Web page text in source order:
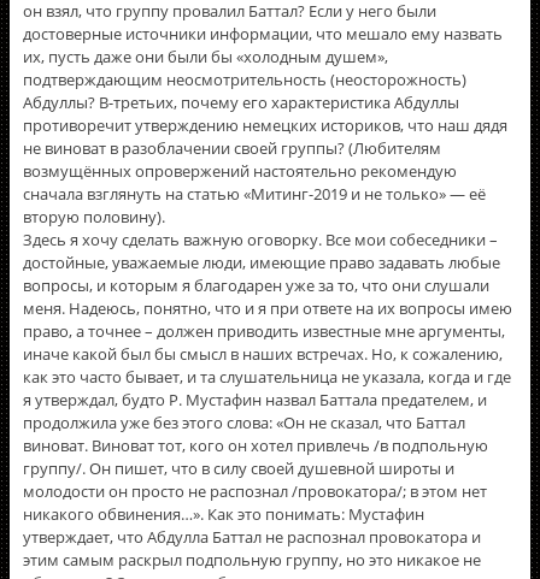
он взял, что группу провалил Баттал? Если у него были
достоверные источники информации, что мешало ему назвать
их, пусть даже они были бы «холодным душем»,
подтверждающим неосмотрительность (неосторожность)
Абдуллы? В-третьих, почему его характеристика Абдуллы
противоречит утверждению немецких историков, что наш дядя
не виноват в разоблачении своей группы? (Любителям
возмущённых опровержений настоятельно рекомендую
сначала взглянуть на статью «Митинг-2019 и не только» — её
вторую половину).
Здесь я хочу сделать важную оговорку. Все мои собеседники –
достойные, уважаемые люди, имеющие право задавать любые
вопросы, и которым я благодарен уже за то, что они слушали
меня. Надеюсь, понятно, что и я при ответе на их вопросы имею
право, а точнее – должен приводить известные мне аргументы,
иначе какой был бы смысл в наших встречах. Но, к сожалению,
как это часто бывает, и та слушательница не указала, когда и где
я утверждал, будто Р. Мустафин назвал Баттала предателем, и
продолжила уже без этого слова: «Он не сказал, что Баттал
виноват. Виноват тот, кого он хотел привлечь /в подпольную
группу/. Он пишет, что в силу своей душевной широты и
молодости он просто не распознал /провокатора/; в этом нет
никакого обвинения…». Как это понимать: Мустафин
утверждает, что Абдулла Баттал не распознал провокатора и
этим самым раскрыл подпольную группу, но это никакое не